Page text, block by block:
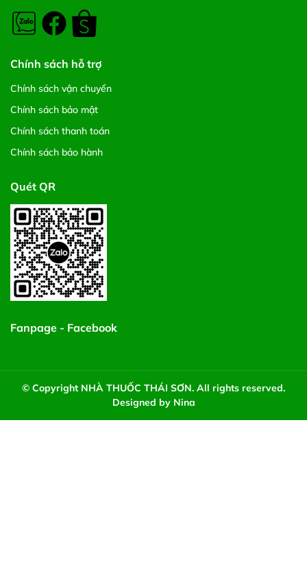
Chính sách hỗ trợ
Chính sách vận chuyển
Chính sách bảo mật
Chính sách thanh toán
Chính sách bảo hành
Quét QR
Fanpage - Facebook
© Copyright NHÀ THUỐC THÁI SƠN. All rights reserved.
Designed by Nina